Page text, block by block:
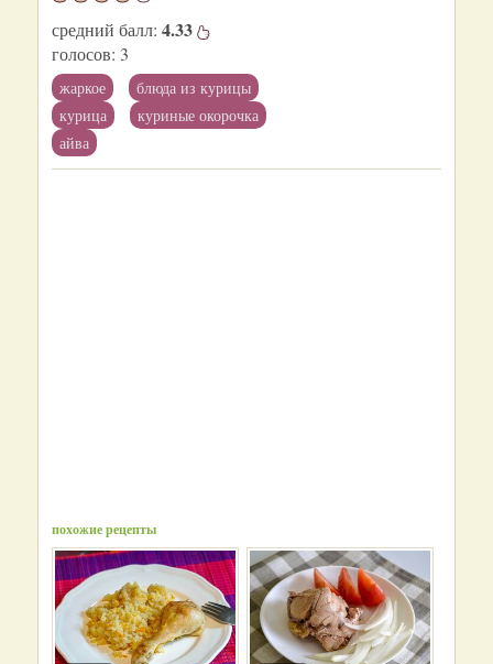
средний балл: 4.33
голосов: 3
жаркое
блюда из курицы
курица
куриные окорочка
айва
похожие рецепты